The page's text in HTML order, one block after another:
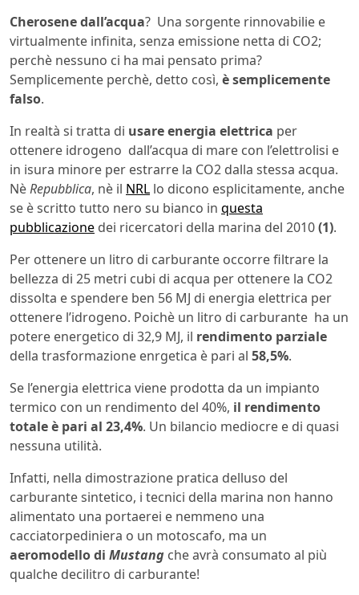
Cherosene dall’acqua? Una sorgente rinnovabilie e
virtualmente infinita, senza emissione netta di CO2;
perchè nessuno ci ha mai pensato prima?
Semplicemente perchè, detto così, è semplicemente
falso.
In realtà si tratta di usare energia elettrica per
ottenere idrogeno dall’acqua di mare con l’elettrolisi e
in isura minore per estrarre la CO2 dalla stessa acqua.
NèRepubblica, nè il NRL lo dicono esplicitamente, anche
se è scritto tutto nero su bianco in questa
pubblicazione dei ricercatori della marina del 2010(1).
Per ottenere un litro di carburante occorre filtrare la
bellezza di 25 metri cubi di acqua per ottenere la CO2
dissolta e spendere ben 56 MJ di energia elettrica per
ottenere l’idrogeno. Poichè un litro di carburante ha un
potere energetico di 32,9 MJ, il rendimento parziale
della trasformazione enrgetica è pari al 58,5%.
Se l’energia elettrica viene prodotta da un impianto
termico con un rendimento del 40%, il rendimento
totale è pari al 23,4%. Un bilancio mediocre e di quasi
nessuna utilità.
Infatti, nella dimostrazione pratica delluso del
carburante sintetico, i tecnici della marina non hanno
alimentato una portaerei e nemmeno una
cacciatorpediniera o un motoscafo, ma un
aeromodello di Mustang che avrà consumato al più
qualche decilitro di carburante!